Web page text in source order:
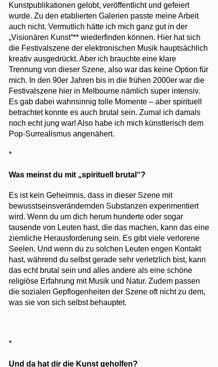
Kunstpublikationen gelobt, veröffentlicht und gefeiert
wurde. Zu den etablierten Galerien passte meine Arbeit
auch nicht. Vermutlich hätte ich mich ganz gut in der
„Visionären Kunst“** wiederfinden können. Hier hat sich
die Festivalszene der elektronischen Musik hauptsächlich
kreativ ausgedrückt. Aber ich brauchte eine klare
Trennung von dieser Szene, also war das keine Option für
mich. In den 90er Jahren bis in die frühen 2000er war die
Festivalszene hier in Melbourne nämlich super intensiv.
Es gab dabei wahnsinnig tolle Momente – aber spirituell
betrachtet konnte es auch brutal sein. Zumal ich damals
noch echt jung war! Also habe ich mich künstlerisch dem
Pop-Surrealismus angenähert.
*
Was meinst du mit „spirituell brutal“?
Es ist kein Geheimnis, dass in dieser Szene mit
bewusstseinsverändernden Substanzen experimentiert
wird. Wenn du um dich herum hunderte oder sogar
tausende von Leuten hast, die das machen, kann das eine
ziemliche Herausforderung sein. Es gibt viele verlorene
Seelen. Und wenn du zu solchen Leuten engen Kontakt
hast, während du selbst gerade sehr verletzlich bist, kann
das echt brutal sein und alles andere als eine schöne
religiöse Erfahrung mit Musik und Natur. Zudem passen
die sozialen Gepflogenheiten der Szene oft nicht zu dem,
was sie von sich selbst behauptet.
*
Und da hat dir die Kunst geholfen?